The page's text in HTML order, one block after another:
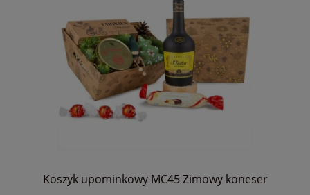
Koszyk upominkowy MC45 Zimowy koneser